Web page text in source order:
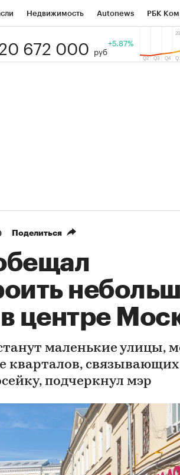
Недвижимость Autonews РБК
Тренды
672 000 руб
+5.87%
Поделиться
центре
маленькие улицы,
кварталов, связывающих
подчеркнул мэр